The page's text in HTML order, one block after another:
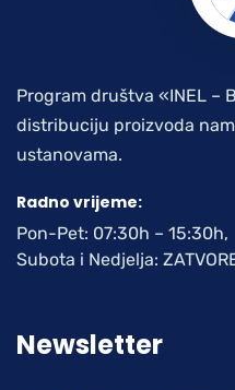
Program društva «INEL –
distribuciju proizvoda
ustanovama.
Radno vrijeme:
Pon-Pet: 07:30h – 15:30h,
Subota i Nedjelja:
Newsletter